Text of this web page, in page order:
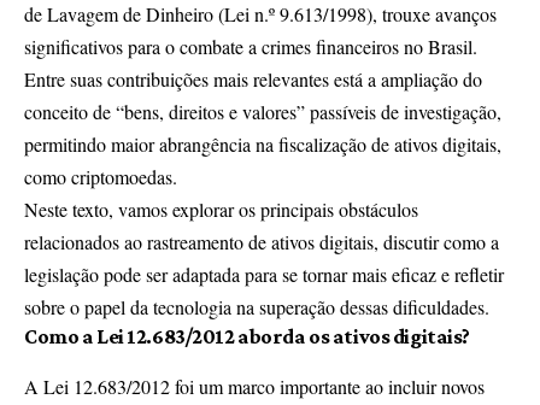
de Lavagem de Dinheiro (Lei n.º 9.613/1998), trouxe avanços
significativos para o combate a crimes financeiros no Brasil.
Entre suas contribuições mais relevantes está a ampliação do
conceito de “bens, direitos e valores” passíveis de investigação,
permitindo maior abrangência na fiscalização de ativos digitais,
como criptomoedas.
Neste texto, vamos explorar os principais obstáculos
relacionados ao rastreamento de ativos digitais, discutir como a
legislação pode ser adaptada para se tornar mais eficaz e refletir
sobre o papel da tecnologia na superação dessas dificuldades.
Como a Lei 12.683/2012 aborda os ativos digitais?
A Lei 12.683/2012 foi um marco importante ao incluir novos